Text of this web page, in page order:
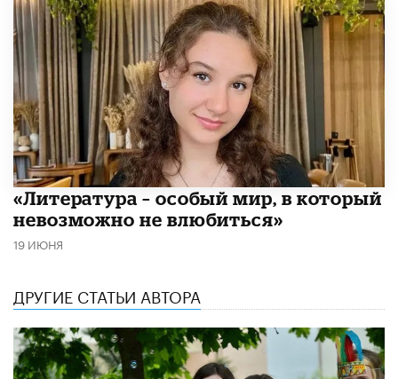
​«Литература – особый мир, в который
невозможно не влюбиться»
19 ИЮНЯ
ДРУГИЕ СТАТЬИ АВТОРА